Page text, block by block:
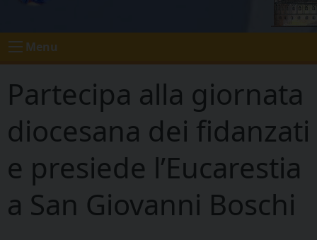
Menu
Partecipa alla giornata
diocesana dei fidanzati
e presiede l’Eucarestia
a San Giovanni Boschi